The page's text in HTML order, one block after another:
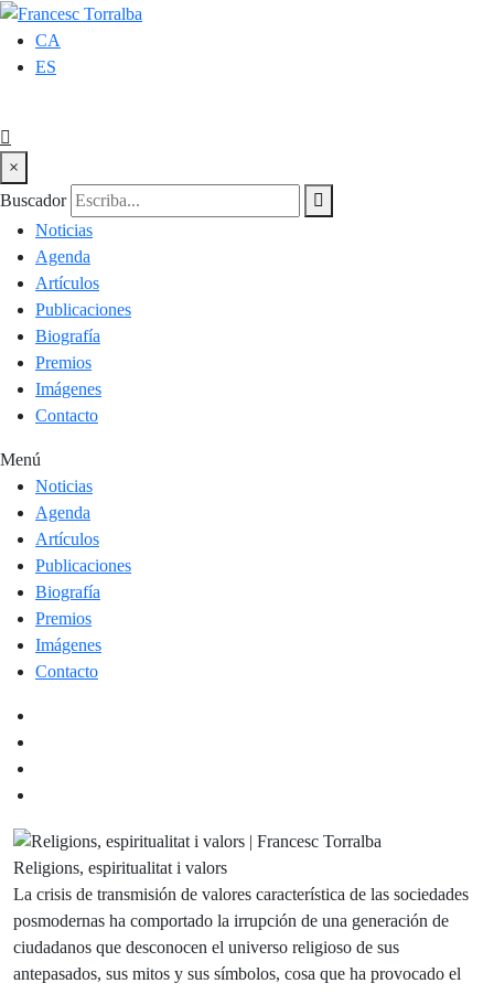
CA
ES
×
Buscador
Noticias
Agenda
Artículos
Publicaciones
Biografía
Premios
Imágenes
Contacto
Menú
Noticias
Agenda
Artículos
Publicaciones
Biografía
Premios
Imágenes
Contacto
Religions, espiritualitat i valors
La crisis de transmisión de valores característica de las sociedades
posmodernas ha comportado la irrupción de una generación de
ciudadanos que desconocen el universo religioso de sus
antepasados, sus mitos y sus símbolos, cosa que ha provocado el